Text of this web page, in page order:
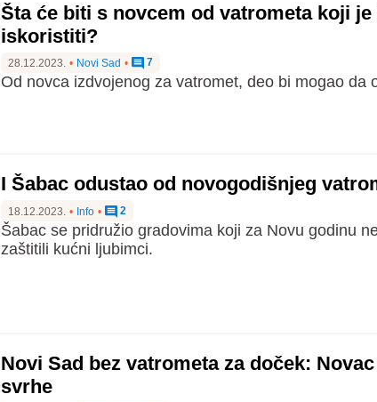
Šta će biti s novcem od vatrometa koji je
iskoristiti?
28.12.2023. • Novi Sad • 7
Od novca izdvojenog za vatromet, deo bi mogao da
I Šabac odustao od novogodišnjeg
18.12.2023. • Info • 2
Šabac se pridružio gradovima koji za Novu godinu
zaštitili kućni ljubimci.
Novi Sad bez vatrometa za doček:
svrhe